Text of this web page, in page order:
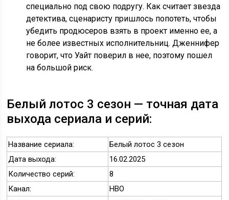
специально под свою подругу. Как считает звезда
детектива, сценаристу пришлось попотеть, чтобы
убедить продюсеров взять в проект именно ее, а
не более известных исполнительниц. Дженнифер
говорит, что Уайт поверил в нее, поэтому пошел
на большой риск.
Белый лотос 3 сезон — точная дата
выхода сериала и серий:
Название сериала:
Белый лотос 3 сезон
Дата выхода:
16.02.2025
Количество серий:
8
Канал:
HBO